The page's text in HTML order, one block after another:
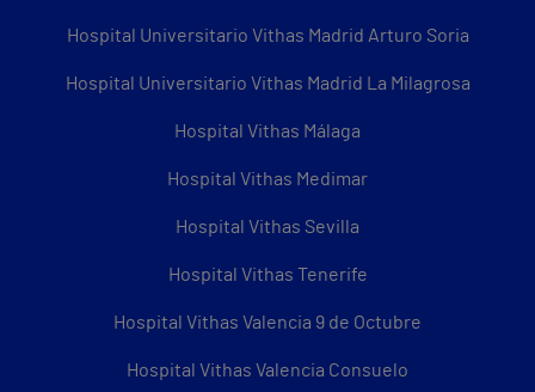
Hospital Universitario Vithas Madrid Arturo Soria
Hospital Universitario Vithas Madrid La Milagrosa
Hospital Vithas Málaga
Hospital Vithas Medimar
Hospital Vithas Sevilla
Hospital Vithas Tenerife
Hospital Vithas Valencia 9 de Octubre
Hospital Vithas Valencia Consuelo